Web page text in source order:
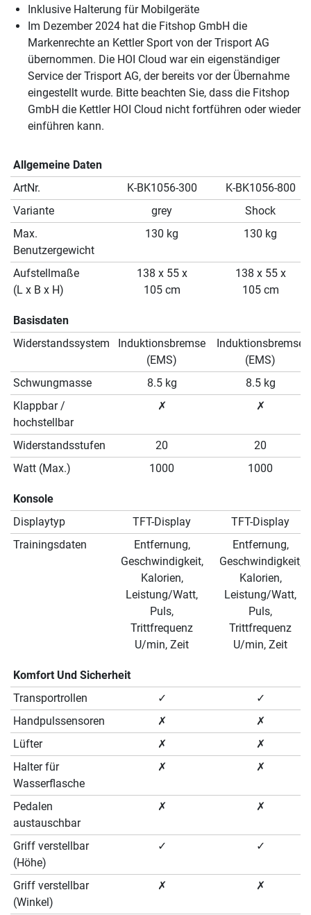
Inklusive Halterung für Mobilgeräte
Im Dezember 2024 hat die Fitshop GmbH die
Markenrechte an Kettler Sport von der Trisport AG
übernommen. Die HOI Cloud war ein eigenständiger
Service der Trisport AG, der bereits vor der Übernahme
eingestellt wurde. Bitte beachten Sie, dass die Fitshop
GmbH die Kettler HOI Cloud nicht fortführen oder wieder
einführen kann.
Allgemeine Daten
ArtNr.
K-BK1056-300
K-BK1056-800
Variante
grey
Shock
Max.
Benutzergewicht
130 kg 130 kg
Aufstellmaße
(L x B x H)
138 x 55 x
105 cm
138 x 55 x
105 cm
Basisdaten
Widerstandssystem
Induktionsbremse
(EMS)
Induktionsbremse
(EMS)
Schwungmasse
8.5 kg
8.5 kg
Klappbar /
hochstellbar
✗ ✗
Widerstandsstufen 20
20
Watt (Max.)
1000 1000
Konsole
Displaytyp
TFT-Display
TFT-Display
Trainingsdaten
Entfernung,
Geschwindigkeit,
Kalorien,
Leistung/Watt,
Puls,
Trittfrequenz
U/min, Zeit
Entfernung,
Geschwindigkeit,
Kalorien,
Leistung/Watt,
Puls,
Trittfrequenz
U/min, Zeit
Komfort Und Sicherheit
Transportrollen
✓
✓
Handpulssensoren
✗
✗
Lüfter
✗
✗
Halter für
Wasserflasche
✗ ✗
Pedalen
austauschbar
✗ ✗
Griff verstellbar
(Höhe)
✓ ✓
Griff verstellbar
(Winkel)
✗ ✗